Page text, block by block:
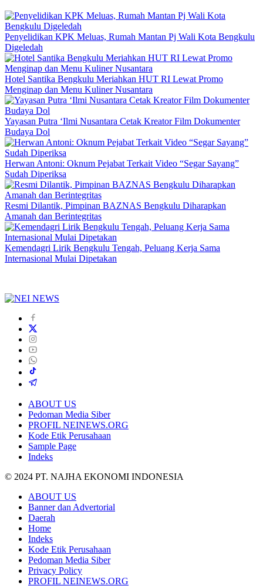
Penyelidikan KPK Meluas, Rumah Mantan Pj Wali Kota Bengkulu
Digeledah
Hotel Santika Bengkulu Meriahkan HUT RI Lewat Promo
Menginap dan Menu Kuliner Nusantara
Yayasan Putra ‘Ilmi Nusantara Cetak Kreator Film Dokumenter
Budaya Dol
Herwan Antoni: Oknum Pejabat Terkait Video “Segar Sayang”
Sudah Diperiksa
Resmi Dilantik, Pimpinan BAZNAS Bengkulu Diharapkan
Amanah dan Berintegritas
Kemendagri Lirik Bengkulu Tengah, Peluang Kerja Sama
Internasional Mulai Dipetakan
ABOUT US
Pedoman Media Siber
PROFIL NEINEWS.ORG
Kode Etik Perusahaan
Sample Page
Indeks
© 2024 PT. NAJHA EKONOMI INDONESIA
ABOUT US
Banner dan Advertorial
Daerah
Home
Indeks
Kode Etik Perusahaan
Pedoman Media Siber
Privacy Policy
PROFIL NEINEWS.ORG